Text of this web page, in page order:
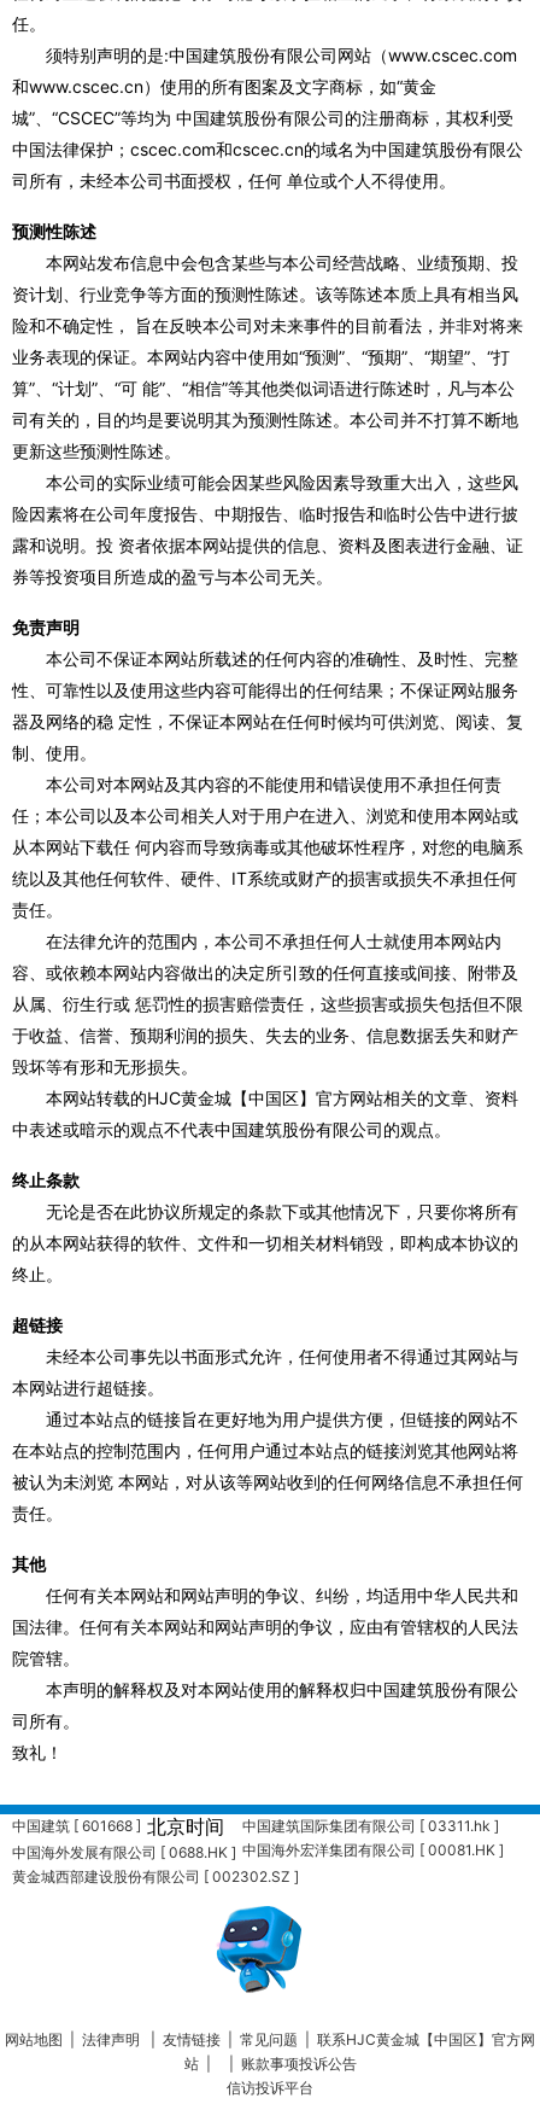
任。
须特别声明的是:中国建筑股份有限公司网站（www.cscec.com
和www.cscec.cn）使用的所有图案及文字商标，如“黄金
城”、“CSCEC”等均为 中国建筑股份有限公司的注册商标，其权利受
中国法律保护；cscec.com和cscec.cn的域名为中国建筑股份有限公
司所有，未经本公司书面授权，任何 单位或个人不得使用。
预测性陈述
本网站发布信息中会包含某些与本公司经营战略、业绩预期、投
资计划、行业竞争等方面的预测性陈述。该等陈述本质上具有相当风
险和不确定性， 旨在反映本公司对未来事件的目前看法，并非对将来
业务表现的保证。本网站内容中使用如“预测”、“预期”、“期望”、“打
算”、“计划”、“可 能”、“相信”等其他类似词语进行陈述时，凡与本公
司有关的，目的均是要说明其为预测性陈述。本公司并不打算不断地
更新这些预测性陈述。
本公司的实际业绩可能会因某些风险因素导致重大出入，这些风
险因素将在公司年度报告、中期报告、临时报告和临时公告中进行披
露和说明。投 资者依据本网站提供的信息、资料及图表进行金融、证
券等投资项目所造成的盈亏与本公司无关。
免责声明
本公司不保证本网站所载述的任何内容的准确性、及时性、完整
性、可靠性以及使用这些内容可能得出的任何结果；不保证网站服务
器及网络的稳 定性，不保证本网站在任何时候均可供浏览、阅读、复
制、使用。
本公司对本网站及其内容的不能使用和错误使用不承担任何责
任；本公司以及本公司相关人对于用户在进入、浏览和使用本网站或
从本网站下载任 何内容而导致病毒或其他破坏性程序，对您的电脑系
统以及其他任何软件、硬件、IT系统或财产的损害或损失不承担任何
责任。
在法律允许的范围内，本公司不承担任何人士就使用本网站内
容、或依赖本网站内容做出的决定所引致的任何直接或间接、附带及
从属、衍生行或 惩罚性的损害赔偿责任，这些损害或损失包括但不限
于收益、信誉、预期利润的损失、失去的业务、信息数据丢失和财产
毁坏等有形和无形损失。
本网站转载的HJC黄金城【中国区】官方网站相关的文章、资料
中表述或暗示的观点不代表中国建筑股份有限公司的观点。
终止条款
无论是否在此协议所规定的条款下或其他情况下，只要你将所有
的从本网站获得的软件、文件和一切相关材料销毁，即构成本协议的
终止。
超链接
未经本公司事先以书面形式允许，任何使用者不得通过其网站与
本网站进行超链接。
通过本站点的链接旨在更好地为用户提供方便，但链接的网站不
在本站点的控制范围内，任何用户通过本站点的链接浏览其他网站将
被认为未浏览 本网站，对从该等网站收到的任何网络信息不承担任何
责任。
其他
任何有关本网站和网站声明的争议、纠纷，均适用中华人民共和
国法律。任何有关本网站和网站声明的争议，应由有管辖权的人民法
院管辖。
本声明的解释权及对本网站使用的解释权归中国建筑股份有限公
司所有。
致礼！
中国建筑 [ 601668 ] 北京时间
中国海外发展有限公司 [ 0688.HK ]
中国建筑国际集团有限公司 [ 03311.hk ]
中国海外宏洋集团有限公司 [ 00081.HK ]
黄金城西部建设股份有限公司 [ 002302.SZ ]
中海物业集团有限公司 [ 02669.HK ]
黄金城环能科技股份有限公司[ 300425.SZ ]
网站地图 法律声明 友情链接 常见问题
联系HJC黄金城【中国区】官方网
站| | 账款事项投诉公告
信访投诉平台